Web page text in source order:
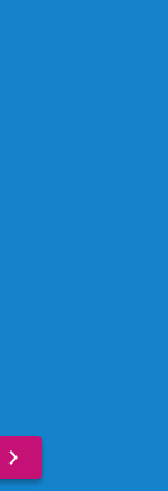
chevron_right